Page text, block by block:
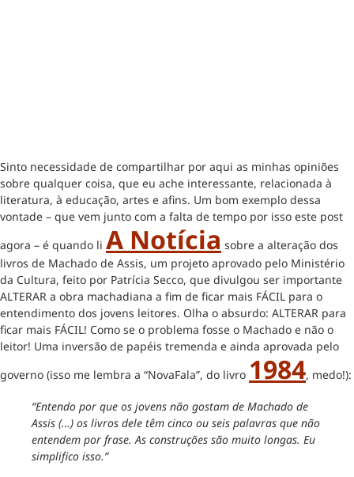
Sinto necessidade de compartilhar por aqui as minhas opiniões
sobre qualquer coisa, que eu ache interessante, relacionada à
literatura, à educação, artes e afins. Um bom exemplo dessa
vontade – que vem junto com a falta de tempo por isso este post
agora – é quando li A Notícia sobre a alteração dos
livros de Machado de Assis, um projeto aprovado pelo Ministério
da Cultura, feito por Patrícia Secco, que divulgou ser importante
ALTERAR a obra machadiana a fim de ficar mais FÁCIL para o
entendimento dos jovens leitores. Olha o absurdo: ALTERAR para
ficar mais FÁCIL! Como se o problema fosse o Machado e não o
leitor! Uma inversão de papéis tremenda e ainda aprovada pelo
governo (isso me lembra a “NovaFala”, do livro 1984, medo!):
“Entendo por que os jovens não gostam de Machado de
Assis (…) os livros dele têm cinco ou seis palavras que não
entendem por frase. As construções são muito longas. Eu
simplifico isso.”